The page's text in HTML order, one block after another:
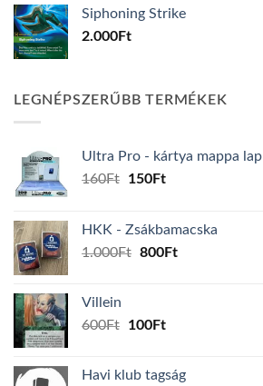
Siphoning Strike
2.000Ft
LEGNÉPSZERŰBB TERMÉKEK
Ultra Pro - kártya mappa lap
160Ft
Original
160Ft.
150FtCurrent
150Ft.
HKK - Zsákbamacska
1.000Ft Original
800FtCurrent
Villein
600Ft
Original
600Ft.
100FtCurrent
100Ft.
Havi klub tagság